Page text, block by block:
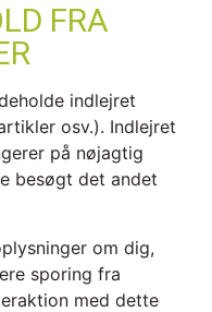
FRA
indlejret
osv.). Indlejret
på nøjagtig
besøgt det andet
om dig,
sporing fra
med dette